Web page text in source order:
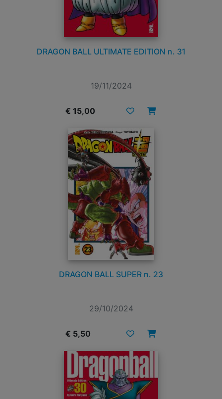
DRAGON BALL ULTIMATE EDITION n. 31
19/11/2024
€ 15,00
DRAGON BALL SUPER n. 23
29/10/2024
€ 5,50